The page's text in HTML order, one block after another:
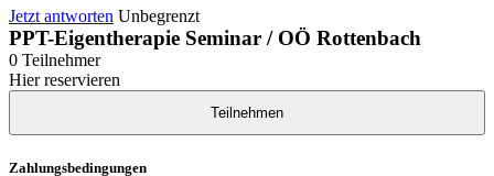
Jetzt antworten Unbegrenzt
PPT-Eigentherapie Seminar / OÖ Rottenbach
0 Teilnehmer
Hier reservieren
Teilnehmen
Zahlungsbedingungen